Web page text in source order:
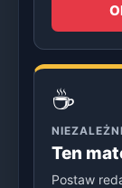
☕
Ten
Postaw